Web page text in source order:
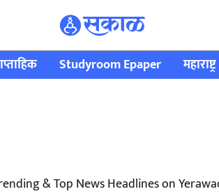
Studyroom Epaper महाराष्ट्र
& Top News Headlines on